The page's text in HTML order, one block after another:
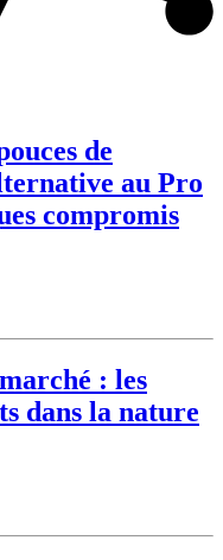
de
au Pro
compromis
: les
dans la nature